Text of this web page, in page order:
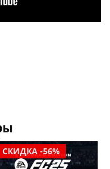
СКИДКА -56%